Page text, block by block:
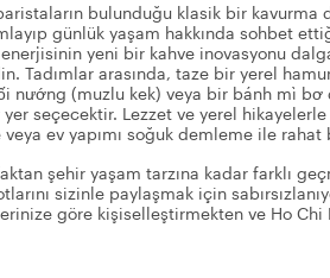
bulunduğu klasik bir kavurma
günlük yaşam hakkında sohbet
yeni bir kahve inovasyonu
Tadımlar arasında, taze bir yerel
nướng (muzlu kek) veya bir bánh mì bơ
seçecektir. Lezzet ve yerel
ev yapımı soğuk demleme ile
şehir yaşam tarzına kadar farklı
sizinle paylaşmak için
göre kişiselleştirmekten ve Ho